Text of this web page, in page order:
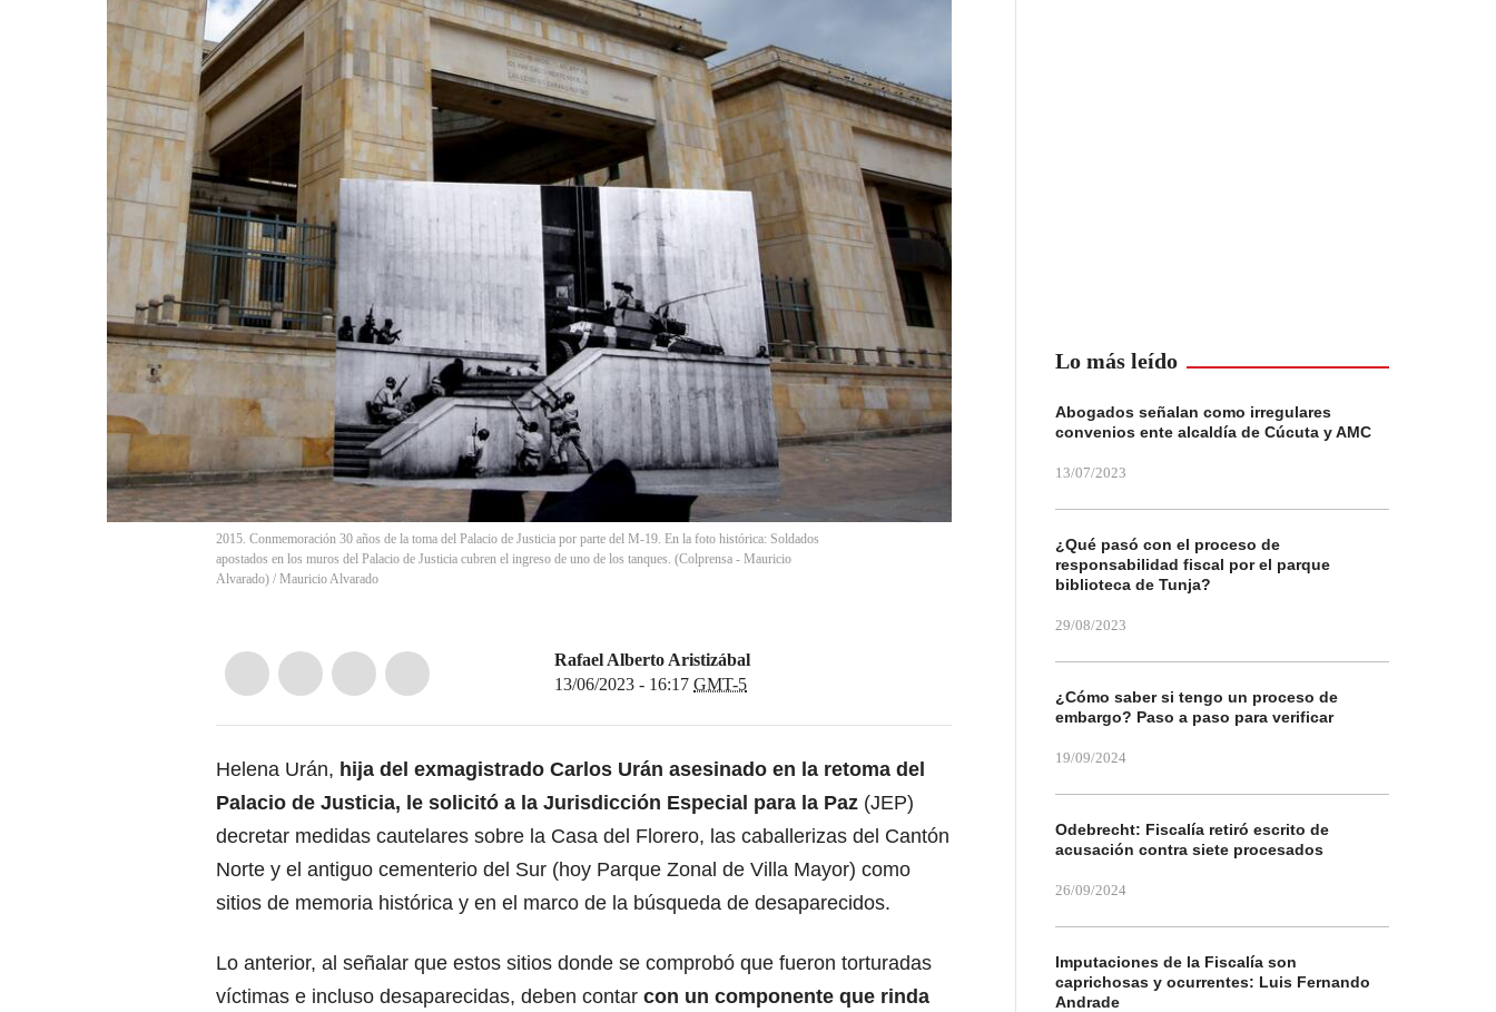
2015. Conmemoración 30 años de la toma del Palacio de Justicia por parte del M-19. En la foto histórica: Soldados
apostados en los muros del Palacio de Justicia cubren el ingreso de uno de los tanques. (Colprensa - Mauricio
Alvarado) / Mauricio Alvarado
Rafael Alberto Aristizábal
13/06/2023 - 16:17 GMT-5
Helena Urán, hija del exmagistrado Carlos Urán asesinado en la retoma del
Palacio de Justicia, le solicitó a la Jurisdicción Especial para la Paz (JEP)
decretar medidas cautelares sobre la Casa del Florero, las caballerizas del Cantón
Norte y el antiguo cementerio del Sur (hoy Parque Zonal de Villa Mayor) como
sitios de memoria histórica y en el marco de la búsqueda de desaparecidos.
Lo anterior, al señalar que estos sitios donde se comprobó que fueron torturadas
víctimas e incluso desaparecidas, deben contar con un componente que rinda
Lo más leído
Abogados señalan como irregulares
convenios ente alcaldía de Cúcuta y AMC
13/07/2023
¿Qué pasó con el proceso de
responsabilidad fiscal por el parque
biblioteca de Tunja?
29/08/2023
¿Cómo saber si tengo un proceso de
embargo? Paso a paso para verificar
19/09/2024
Odebrecht: Fiscalía retiró escrito de
acusación contra siete procesados
26/09/2024
Imputaciones de la Fiscalía son
caprichosas y ocurrentes: Luis Fernando
Andrade